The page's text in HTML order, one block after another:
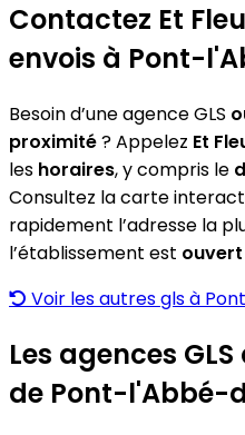
Contactez Et
envois à Pont-
Besoin d’une agence GLS
proximité? Appelez Et
les horaires, y compris le
Consultez la carte
rapidement l’adresse la
l’établissement est
Voir les autres gls à
Les agences
de Pont-l'Abbé-